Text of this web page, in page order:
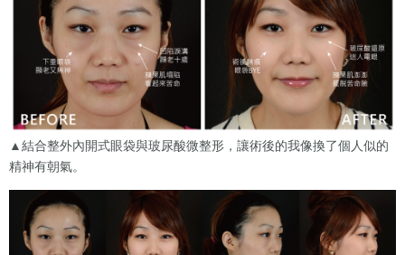
▲結合整外內開式眼袋與玻尿酸微整形，讓術後的我像換了個人似的
精神有朝氣。